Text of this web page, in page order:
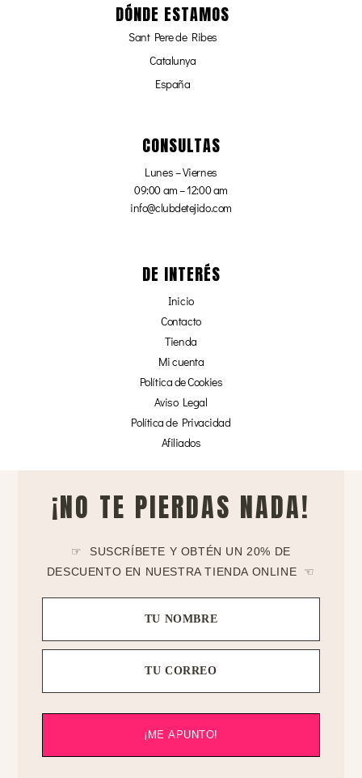
DÓNDE ESTAMOS
Sant Pere de Ribes
Catalunya
España
CONSULTAS
Lunes – Viernes
09:00 am – 12:00 am
info@clubdetejido.com
DE INTERÉS
Inicio
Contacto
Tienda
Mi cuenta
Política de Cookies
Aviso Legal
Política de Privacidad
Afiliados
¡NO TE PIERDAS NADA!
☞ SUSCRÍBETE Y OBTÉN UN 20% DE
DESCUENTO EN NUESTRA TIENDA ONLINE ☜
TU NOMBRE
TU CORREO
¡ME APUNTO!